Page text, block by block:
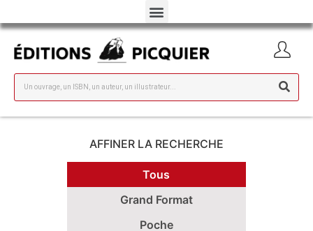
AFFINER LA RECHERCHE
Tous
Grand Format
Poche